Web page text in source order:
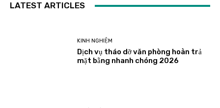
LATEST ARTICLES
KINH NGHIỆM
Dịch vụ tháo dỡ văn phòng hoàn trả
mặt bằng nhanh chóng 2026